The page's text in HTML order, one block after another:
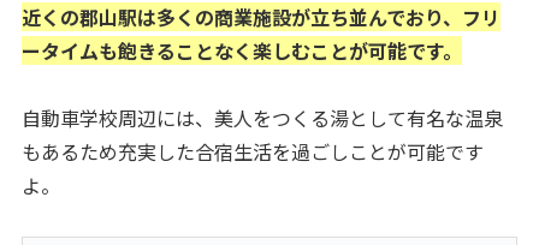
近くの郡山駅は多くの商業施設が立ち並んでおり、フリ
ータイムも飽きることなく楽しむことが可能です。
自動車学校周辺には、美人をつくる湯として有名な温泉
もあるため充実した合宿生活を過ごしことが可能です
よ。